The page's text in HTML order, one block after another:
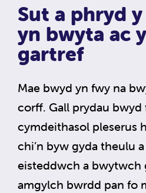
Sut a phryd
yn bwyta ac
gartref
Mae bwyd yn fwy na
corff. Gall prydau bwyd
cymdeithasol pleserus
chi’n byw gyda theulu
eisteddwch a bwytwch
amgylch bwrdd pan fo